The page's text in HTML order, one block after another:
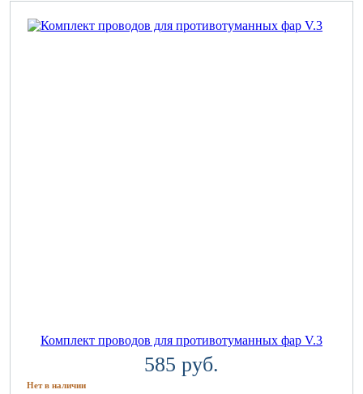
Комплект проводов для противотуманных фар V.3
585 руб.
Нет в наличии